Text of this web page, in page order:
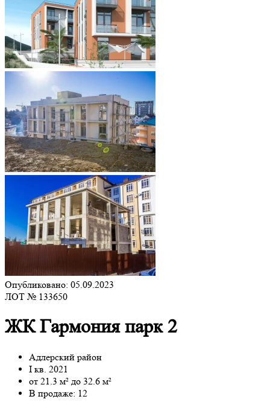
Опубликовано: 05.09.2023
ЛОТ № 133650
ЖК Гармония парк 2
Адлерский район
I кв. 2021
от 21.3 м² до 32.6 м²
В продаже: 12